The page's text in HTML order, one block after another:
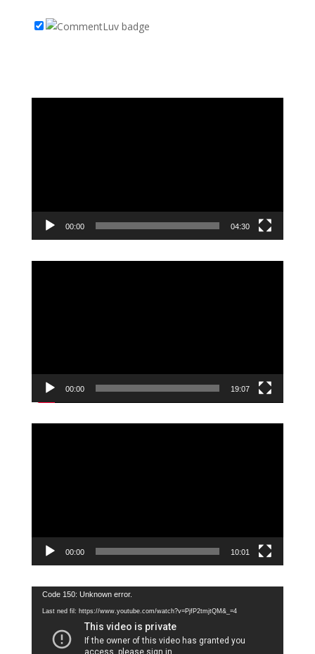
00:00 04:30
00:00 19:07
00:00 10:01
Videoavspiller
Code 150: Unknown error.
Last ned fil: https://www.youtube.com/watch?v=PjfP2tmjtQM&_=4